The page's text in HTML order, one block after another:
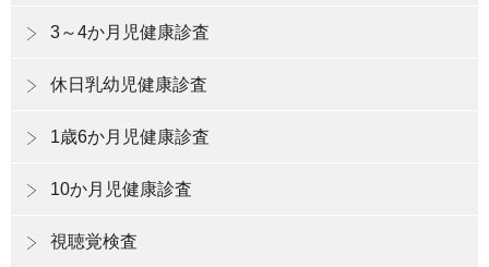
3～4か月児健康診査
休日乳幼児健康診査
1歳6か月児健康診査
10か月児健康診査
視聴覚検査